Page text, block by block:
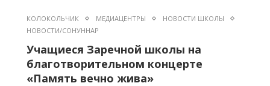
КОЛОКОЛЬЧИК МЕДИАЦЕНТРЫ
НОВОСТИ ШКОЛЫ
НОВОСТИ/СОНУННАР
Учащиеся Заречной школы на
благотворительном концерте
«Память вечно жива»